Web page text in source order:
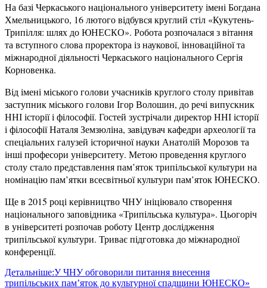
На базі Черкаського національного університету імені Богдана
Хмельницького, 16 лютого відбувся круглий стіл «Кукутень-
Трипілля: шлях до ЮНЕСКО». Робота розпочалася з вітання
та вступного слова проректора із наукової, інноваційної та
міжнародної діяльності Черкаського національного Сергія
Корновенка.
Від імені міського голови учасників круглого столу привітав
заступник міського голови Ігор Волошин, до речі випускник
ННІ історії і філософії. Гостей зустрічали директор ННІ історії
і філософії Наталя Земзюліна, завідувач кафедри археології та
спеціальних галузей історичної науки Анатолій Морозов та
інші професори університету. Метою проведення круглого
столу стало представлення пам’яток трипільської культури на
номінацію пам’ятки всесвітньої культури пам’яток ЮНЕСКО.
Ще в 2015 році керівництво ЧНУ ініціювало створення
національного заповідника «Трипільська культура». Цьогоріч
в університеті розпочав роботу Центр дослідження
трипільської культури. Триває підготовка до міжнародної
конференції.
Детальніше:У ЧНУ обговорили питання внесення
трипільських пам’яток до культурної спадщини ЮНЕСКО»